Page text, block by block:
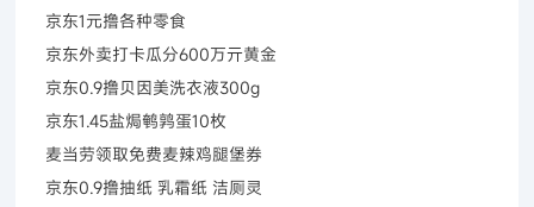
京东1元撸各种零食
京东外卖打卡瓜分600万亓黄金
京东0.9撸贝因美洗衣液300g
京东1.45盐焗鹌鹑蛋10枚
麦当劳领取免费麦辣鸡腿堡券
京东0.9撸抽纸 乳霜纸 洁厕灵